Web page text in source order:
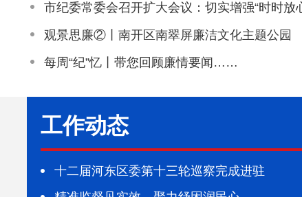
市纪委常委会召开扩大会议：切实增强“时时放
全力维护人民群众生命财产安全和社会大局稳定
观景思廉②丨南开区南翠屏廉洁文化主题公园
每周“纪”忆丨带您回顾廉情要闻……
工作动态
十二届河东区委第十三轮巡察完成进驻